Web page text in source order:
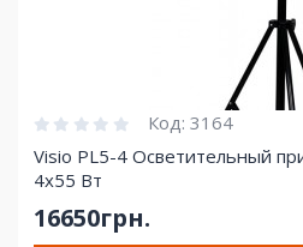
Код: 3164
Visio PL5-4 Осветительный
4х55 Вт
16650грн.